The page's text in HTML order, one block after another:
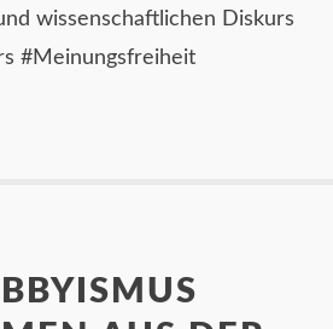
wissenschaftlichen Diskurs
#Meinungsfreiheit